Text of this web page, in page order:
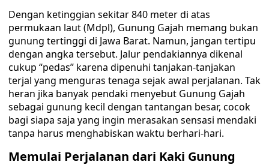
Dengan ketinggian sekitar 840 meter di atas
permukaan laut (Mdpl), Gunung Gajah memang bukan
gunung tertinggi di Jawa Barat. Namun, jangan tertipu
dengan angka tersebut. Jalur pendakiannya dikenal
cukup “pedas” karena dipenuhi tanjakan-tanjakan
terjal yang menguras tenaga sejak awal perjalanan. Tak
heran jika banyak pendaki menyebut Gunung Gajah
sebagai gunung kecil dengan tantangan besar, cocok
bagi siapa saja yang ingin merasakan sensasi mendaki
tanpa harus menghabiskan waktu berhari-hari.
Memulai Perjalanan dari Kaki Gunung